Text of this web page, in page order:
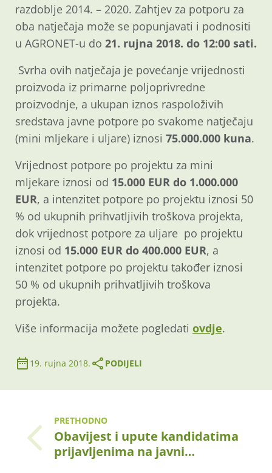
razdoblje 2014. – 2020. Zahtjev za potporu za
oba natječaja može se popunjavati i podnositi
u AGRONET-u do 21. rujna 2018. do 12:00 sati.
Svrha ovih natječaja je povećanje vrijednosti
proizvoda iz primarne poljoprivredne
proizvodnje, a ukupan iznos raspoloživih
sredstava javne potpore po svakome natječaju
(mini mljekare i uljare) iznosi 75.000.000 kuna.
Vrijednost potpore po projektu za mini
mljekare iznosi od 15.000 EUR do 1.000.000
EUR, a intenzitet potpore po projektu iznosi 50
% od ukupnih prihvatljivih troškova projekta,
dok vrijednost potpore za uljare po projektu
iznosi od 15.000 EUR do 400.000 EUR, a
intenzitet potpore po projektu također iznosi
50 % od ukupnih prihvatljivih troškova
projekta.
Više informacija možete pogledati ovdje.
19. rujna 2018. PODIJELI
PRETHODNO
Obavijest i upute kandidatima
prijavljenima na javni…